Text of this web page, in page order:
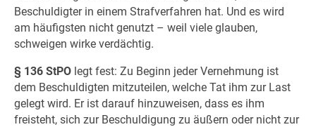
Beschuldigter in einem Strafverfahren hat. Und es wird
am häufigsten nicht genutzt – weil viele glauben,
schweigen wirke verdächtig.
§ 136 StPOlegt fest: Zu Beginn jeder Vernehmung ist
dem Beschuldigten mitzuteilen, welche Tat ihm zur Last
gelegt wird. Er ist darauf hinzuweisen, dass es ihm
freisteht, sich zur Beschuldigung zu äußern oder nicht zur